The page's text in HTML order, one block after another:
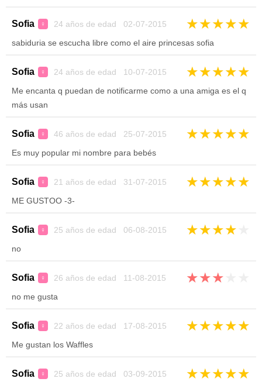
Sofia ♀ 24 años de edad 02-07-2015 ★★★★★
sabiduria se escucha libre como el aire princesas sofia
Sofia ♀ 24 años de edad 10-07-2015 ★★★★★
Me encanta q puedan de notificarme como a una amiga es el q
más usan
Sofia ♀ 46 años de edad 25-07-2015 ★★★★★
Es muy popular mi nombre para bebés
Sofia ♀ 21 años de edad 31-07-2015 ★★★★★
ME GUSTOO -3-
Sofia ♀ 25 años de edad 06-08-2015 ★★★★
no
Sofia ♀ 26 años de edad 11-08-2015 ★★★
no me gusta
Sofia ♀ 22 años de edad 17-08-2015 ★★★★★
Me gustan los Waffles
Sofia ♀ 25 años de edad 03-09-2015 ★★★★★